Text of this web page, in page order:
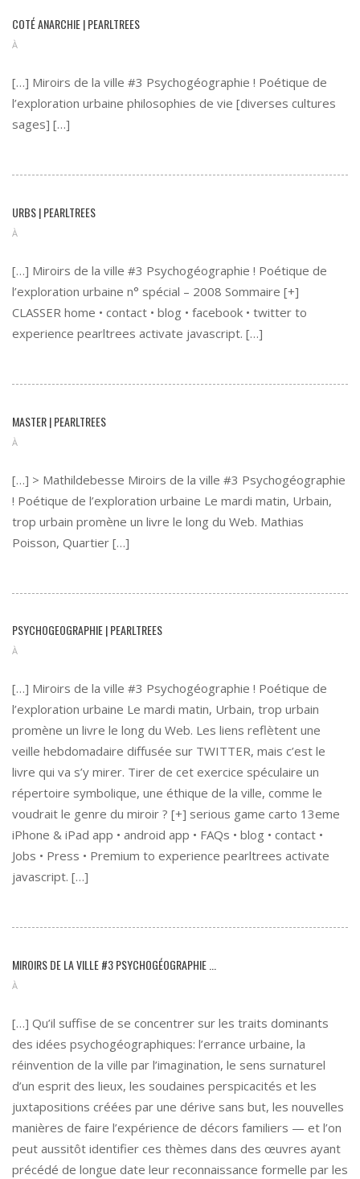
COTÉ ANARCHIE | PEARLTREES
À
[…] Miroirs de la ville #3 Psychogéographie ! Poétique de
l’exploration urbaine philosophies de vie [diverses cultures
sages] […]
URBS | PEARLTREES
À
[…] Miroirs de la ville #3 Psychogéographie ! Poétique de
l’exploration urbaine n° spécial – 2008 Sommaire [+]
CLASSER home • contact • blog • facebook • twitter to
experience pearltrees activate javascript. […]
MASTER | PEARLTREES
À
[…] > Mathildebesse Miroirs de la ville #3 Psychogéographie
! Poétique de l’exploration urbaine Le mardi matin, Urbain,
trop urbain promène un livre le long du Web. Mathias
Poisson, Quartier […]
PSYCHOGEOGRAPHIE | PEARLTREES
À
[…] Miroirs de la ville #3 Psychogéographie ! Poétique de
l’exploration urbaine Le mardi matin, Urbain, trop urbain
promène un livre le long du Web. Les liens reflètent une
veille hebdomadaire diffusée sur TWITTER, mais c’est le
livre qui va s’y mirer. Tirer de cet exercice spéculaire un
répertoire symbolique, une éthique de la ville, comme le
voudrait le genre du miroir ? [+] serious game carto 13eme
iPhone & iPad app • android app • FAQs • blog • contact •
Jobs • Press • Premium to experience pearltrees activate
javascript. […]
MIROIRS DE LA VILLE #3 PSYCHOGÉOGRAPHIE ...
À
[…] Qu’il suffise de se concentrer sur les traits dominants
des idées psychogéographiques: l’errance urbaine, la
réinvention de la ville par l’imagination, le sens surnaturel
d’un esprit des lieux, les soudaines perspicacités et les
juxtapositions créées par une dérive sans but, les nouvelles
manières de faire l’expérience de décors familiers — et l’on
peut aussitôt identifier ces thèmes dans des œuvres ayant
précédé de longue date leur reconnaissance formelle par les